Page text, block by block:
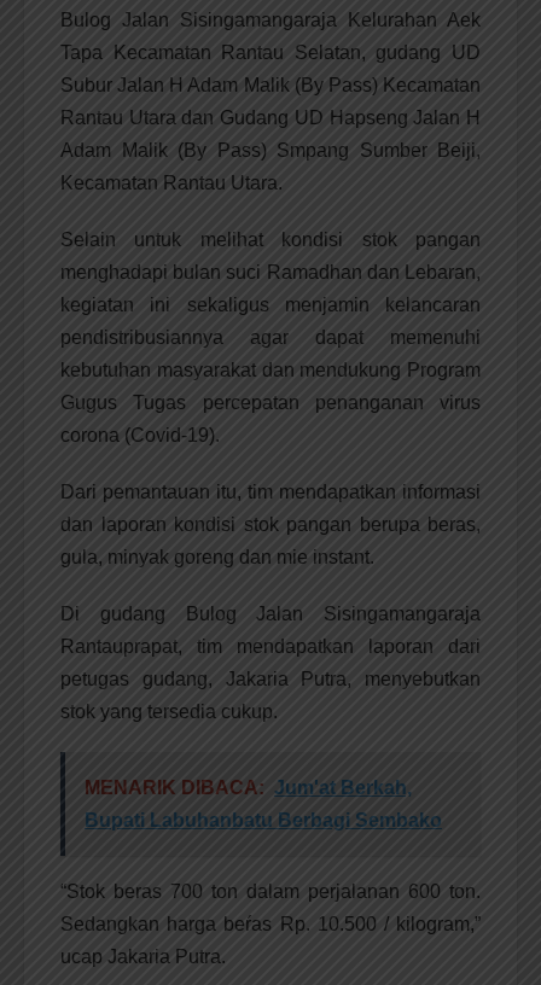
Bulog Jalan Sisingamangaraja Kelurahan Aek
Tapa Kecamatan Rantau Selatan, gudang UD
Subur Jalan H Adam Malik (By Pass) Kecamatan
Rantau Utara dan Gudang UD Hapseng Jalan H
Adam Malik (By Pass) Smpang Sumber Beiji,
Kecamatan Rantau Utara.
Selain untuk melihat kondisi stok pangan
menghadapi bulan suci Ramadhan dan Lebaran,
kegiatan ini sekaligus menjamin kelancaran
pendistribusiannya agar dapat memenuhi
kebutuhan masyarakat dan mendukung Program
Gugus Tugas percepatan penanganan virus
corona (Covid-19).
Dari pemantauan itu, tim mendapatkan informasi
dan laporan kondisi stok pangan berupa beras,
gula, minyak goreng dan mie instant.
Di gudang Bulog Jalan Sisingamangaraja
Rantauprapat, tim mendapatkan laporan dari
petugas gudang, Jakaria Putra, menyebutkan
stok yang tersedia cukup.
MENARIK DIBACA: Jum'at Berkah,
Bupati Labuhanbatu Berbagi Sembako
“Stok beras 700 ton dalam perjalanan 600 ton.
Sedangkan harga beŕas Rp. 10.500 / kilogram,”
ucap Jakaria Putra.